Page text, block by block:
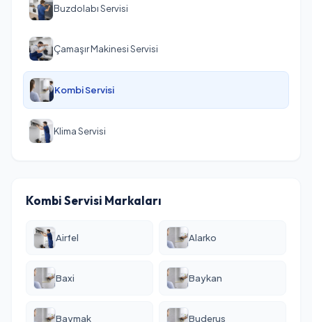
Buzdolabı Servisi
Çamaşır Makinesi Servisi
Kombi Servisi
Klima Servisi
Kombi Servisi Markaları
Airfel Alarko
Baxi Baykan
Baymak Buderus